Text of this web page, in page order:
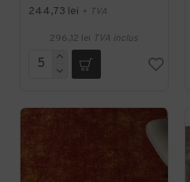
244,73 lei + TVA
296,12 lei TVA inclus